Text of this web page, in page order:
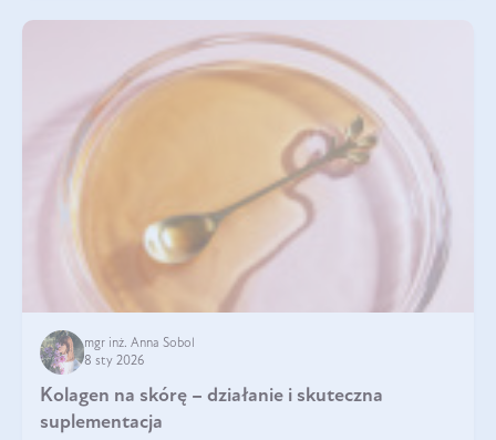
mgr inż. Anna Sobol
8 sty 2026
Kolagen na skórę – działanie i skuteczna
suplementacja